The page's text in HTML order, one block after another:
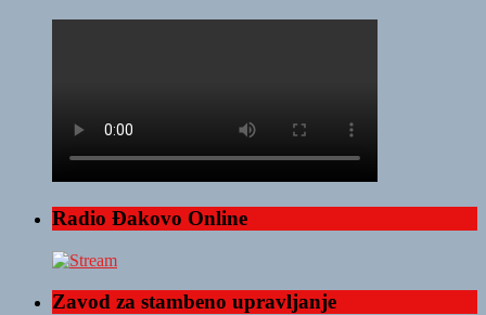
Radio Đakovo Online
Zavod za stambeno upravljanje